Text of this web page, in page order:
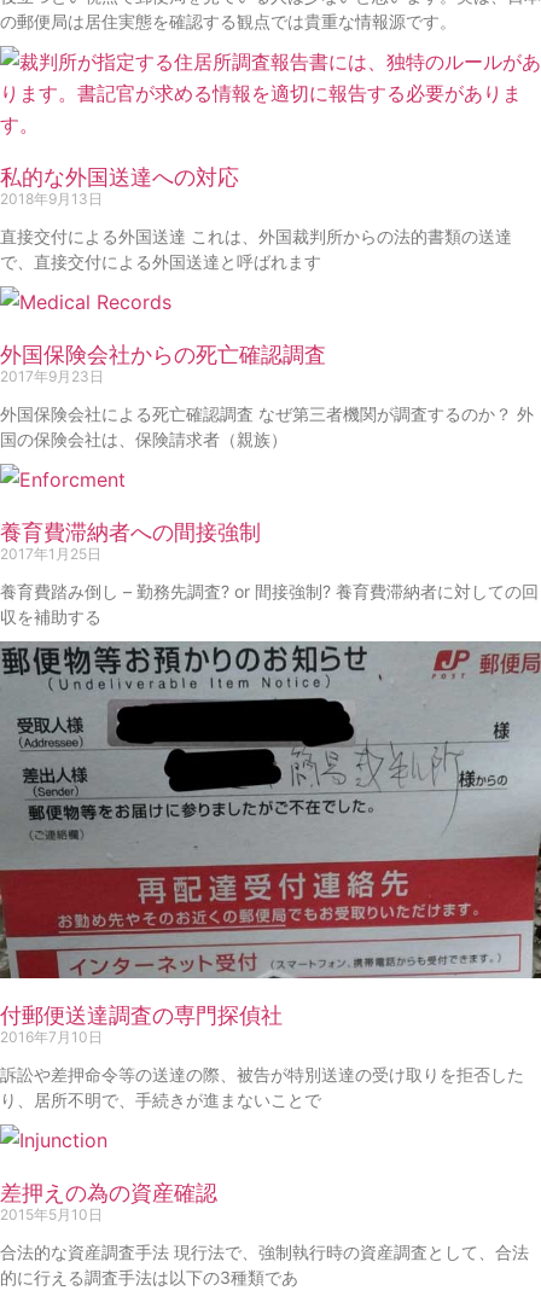
の郵便局は居住実態を確認する観点では貴重な情報源です。
私的な外国送達への対応
2018年9月13日
直接交付による外国送達 これは、外国裁判所からの法的書類の送達
で、直接交付による外国送達と呼ばれます
外国保険会社からの死亡確認調査
2017年9月23日
外国保険会社による死亡確認調査 なぜ第三者機関が調査するのか？ 外
国の保険会社は、保険請求者（親族）
養育費滞納者への間接強制
2017年1月25日
養育費踏み倒し – 勤務先調査? or 間接強制? 養育費滞納者に対しての回
収を補助する
付郵便送達調査の専門探偵社
2016年7月10日
訴訟や差押命令等の送達の際、被告が特別送達の受け取りを拒否した
り、居所不明で、手続きが進まないことで
差押えの為の資産確認
2015年5月10日
合法的な資産調査手法 現行法で、強制執行時の資産調査として、合法
的に行える調査手法は以下の3種類であ